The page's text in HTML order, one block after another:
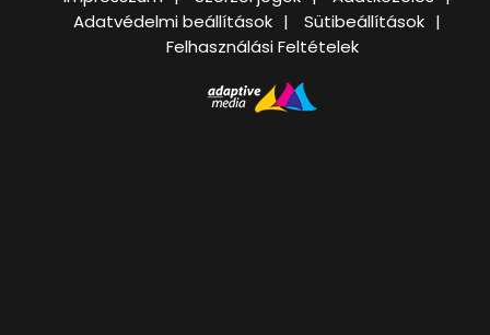
Adatvédelmi beállítások
Sütibeállítások
Felhasználási Feltételek